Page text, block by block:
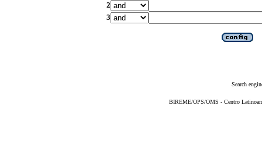
2
3
Search
BIREME/OPS/OMS - Centro